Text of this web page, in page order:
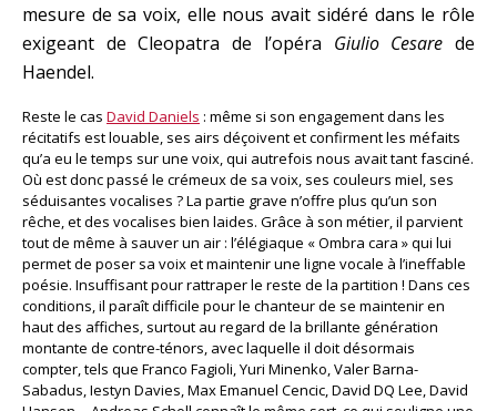
mesure de sa voix, elle nous avait sidéré dans le rôle
exigeant de Cleopatra de l’opéra Giulio Cesare de
Haendel.
Reste le cas David Daniels : même si son engagement dans les
récitatifs est louable, ses airs déçoivent et confirment les méfaits
qu’a eu le temps sur une voix, qui autrefois nous avait tant fasciné.
Où est donc passé le crémeux de sa voix, ses couleurs miel, ses
séduisantes vocalises ? La partie grave n’offre plus qu’un son
rêche, et des vocalises bien laides. Grâce à son métier, il parvient
tout de même à sauver un air : l’élégiaque « Ombra cara » qui lui
permet de poser sa voix et maintenir une ligne vocale à l’ineffable
poésie. Insuffisant pour rattraper le reste de la partition ! Dans ces
conditions, il paraît difficile pour le chanteur de se maintenir en
haut des affiches, surtout au regard de la brillante génération
montante de contre-ténors, avec laquelle il doit désormais
compter, tels que Franco Fagioli, Yuri Minenko, Valer Barna-
Sabadus, Iestyn Davies, Max Emanuel Cencic, David DQ Lee, David